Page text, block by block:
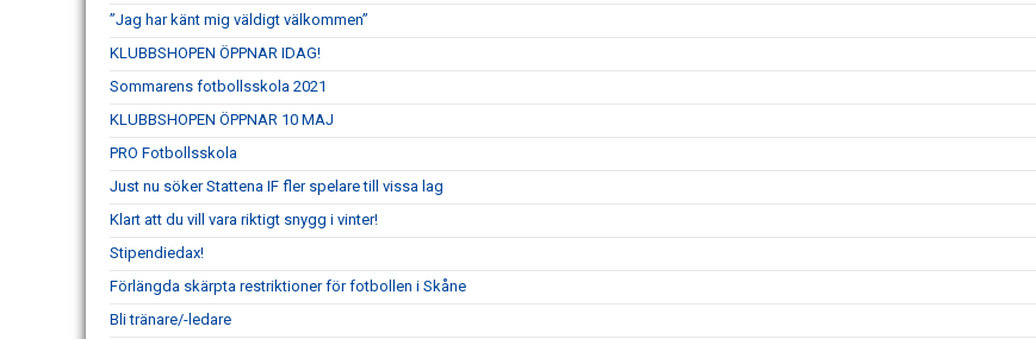
”Jag har känt mig väldigt välkommen”
KLUBBSHOPEN ÖPPNAR IDAG!
Sommarens fotbollsskola 2021
KLUBBSHOPEN ÖPPNAR 10 MAJ
PRO Fotbollsskola
Just nu söker Stattena IF fler spelare till vissa lag
Klart att du vill vara riktigt snygg i vinter!
Stipendiedax!
Förlängda skärpta restriktioner för fotbollen i Skåne
Bli tränare/-ledare